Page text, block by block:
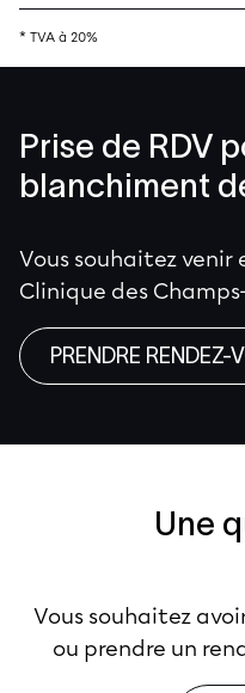
* TVA à 20%
Prise de RDV
blanchiment
Vous souhaitez
Clinique des
PRENDRE RENDEZ-
Une
Vous souhaitez
ou prendre un